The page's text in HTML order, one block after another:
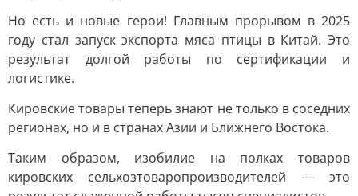
Но есть и новые герои! Главным прорывом в 2025
году стал запуск экспорта мяса птицы в Китай. Это
результат долгой работы по сертификации и
логистике.
Кировские товары теперь знают не только в соседних
регионах, но и в странах Азии и Ближнего Востока.
Таким образом, изобилие на полках товаров
кировских сельхозтоваропроизводителей — это